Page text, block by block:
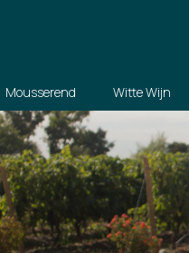
Mousserend Witte Wijn